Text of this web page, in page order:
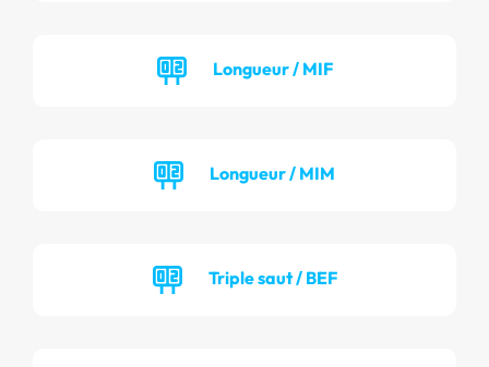
Longueur / MIF
Longueur / MIM
Triple saut / BEF